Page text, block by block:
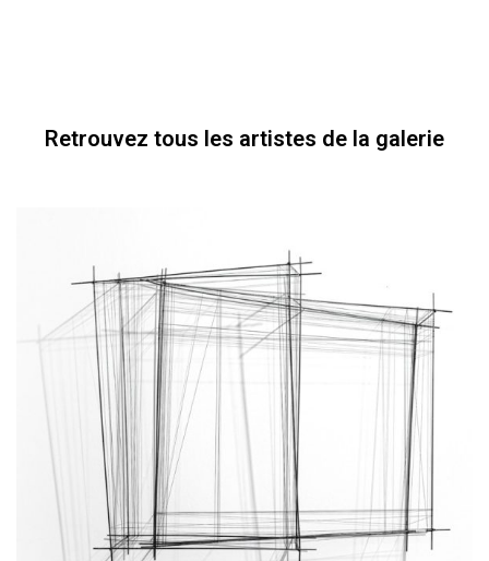
Retrouvez tous les artistes de la galerie